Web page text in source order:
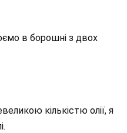
в борошні з двох
кількістю олії, я